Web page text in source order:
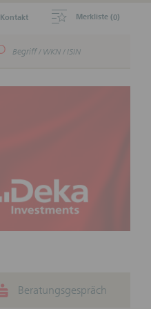
Kontakt Merkliste (0)
Beratungsgespräch